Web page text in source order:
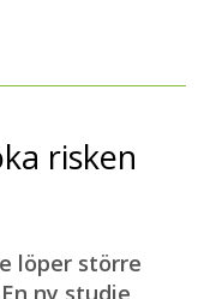
risken
löper större
ny studie